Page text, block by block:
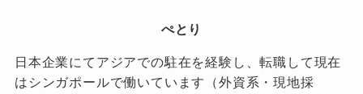
ぺとり
日本企業にてアジアでの駐在を経験し、転職して現在
はシンガポールで働いています（外資系・現地採